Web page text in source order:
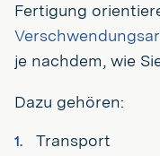
Fertigung
je nachdem, wie
Dazu gehören:
Transport